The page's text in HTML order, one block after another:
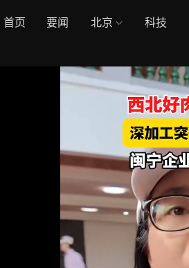
首页 要闻 北京 科技